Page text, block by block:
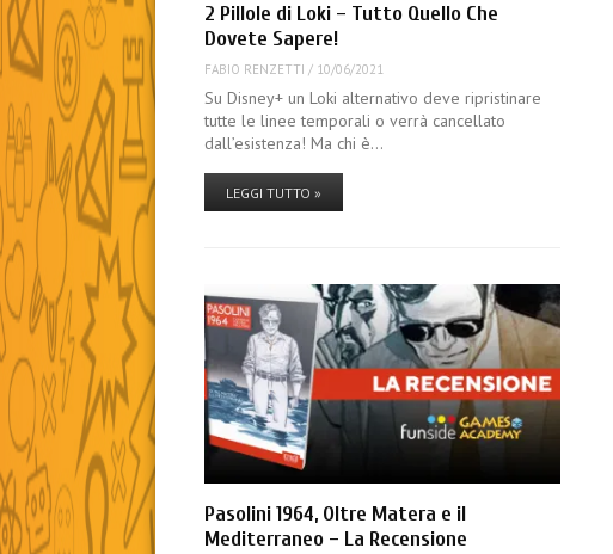
2 Pillole di Loki – Tutto Quello Che
Dovete Sapere!
FABIO RENZETTI / 10/06/2021
Su Disney+ un Loki alternativo deve ripristinare
tutte le linee temporali o verrà cancellato
dall’esistenza! Ma chi è…
LEGGI TUTTO »
Pasolini 1964, Oltre Matera e il
Mediterraneo – La Recensione